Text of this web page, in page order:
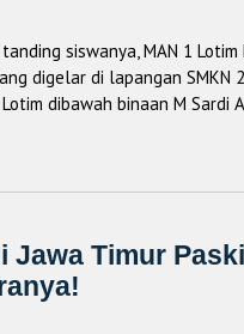
siswanya, MAN 1
digelar di lapangan SMKN
dibawah binaan M
Timur